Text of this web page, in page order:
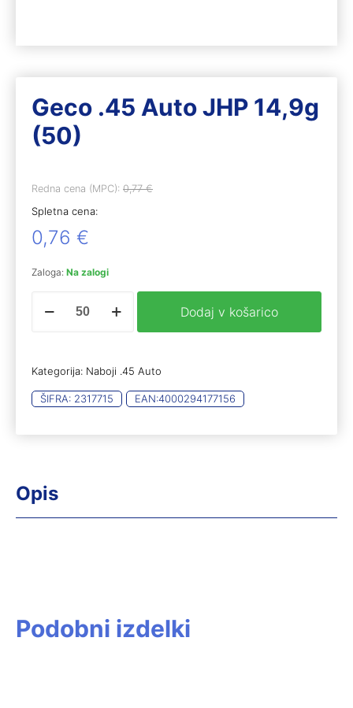
Geco .45 Auto JHP 14,9g
(50)
Redna cena (MPC): 0,77€
Spletna cena:
0,76 €
Zaloga: Na zalogi
.45
(50)
Dodaj v košarico
Kategorija: Naboji .45 Auto
ŠIFRA: 2317715 EAN:4000294177156
Opis
Podobni izdelki